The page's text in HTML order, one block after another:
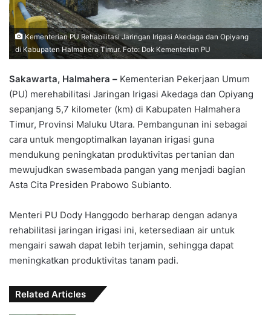
Kementerian PU Rehabilitasi Jaringan Irigasi Akedaga dan Opiyang
di Kabupaten Halmahera Timur. Foto: Dok Kementerian PU
Sakawarta, Halmahera – Kementerian Pekerjaan Umum
(PU) merehabilitasi Jaringan Irigasi Akedaga dan Opiyang
sepanjang 5,7 kilometer (km) di Kabupaten Halmahera
Timur, Provinsi Maluku Utara. Pembangunan ini sebagai
cara untuk mengoptimalkan layanan irigasi guna
mendukung peningkatan produktivitas pertanian dan
mewujudkan swasembada pangan yang menjadi bagian
Asta Cita Presiden Prabowo Subianto.
Menteri PU Dody Hanggodo berharap dengan adanya
rehabilitasi jaringan irigasi ini, ketersediaan air untuk
mengairi sawah dapat lebih terjamin, sehingga dapat
meningkatkan produktivitas tanam padi.
Related Articles